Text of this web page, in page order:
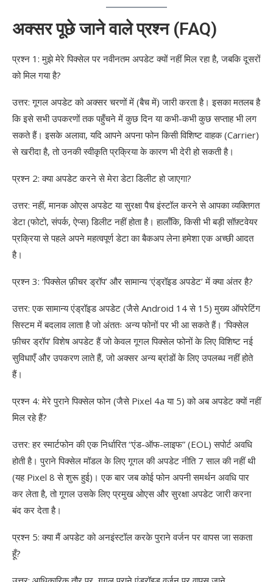
अक्सर पूछे जाने वाले प्रश्न (FAQ)
प्रश्न 1: मुझे मेरे पिक्सेल पर नवीनतम अपडेट क्यों नहीं मिल रहा है, जबकि दूसरों
को मिल गया है?
उत्तर: गूगल अपडेट को अक्सर चरणों में (बैच में) जारी करता है। इसका मतलब है
कि इसे सभी उपकरणों तक पहुँचने में कुछ दिन या कभी-कभी कुछ सप्ताह भी लग
सकते हैं। इसके अलावा, यदि आपने अपना फोन किसी विशिष्ट वाहक (Carrier)
से खरीदा है, तो उनकी स्वीकृति प्रक्रिया के कारण भी देरी हो सकती है।
प्रश्न 2: क्या अपडेट करने से मेरा डेटा डिलीट हो जाएगा?
उत्तर: नहीं, मानक ओएस अपडेट या सुरक्षा पैच इंस्टॉल करने से आपका व्यक्तिगत
डेटा (फोटो, संपर्क, ऐप्स) डिलीट नहीं होता है। हालाँकि, किसी भी बड़ी सॉफ़्टवेयर
प्रक्रिया से पहले अपने महत्वपूर्ण डेटा का बैकअप लेना हमेशा एक अच्छी आदत
है।
प्रश्न 3: ‘पिक्सेल फ़ीचर ड्रॉप’ और सामान्य ‘एंड्रॉइड अपडेट’ में क्या अंतर है?
उत्तर: एक सामान्य एंड्रॉइड अपडेट (जैसे Android 14 से 15) मुख्य ऑपरेटिंग
सिस्टम में बदलाव लाता है जो अंततः अन्य फोनों पर भी आ सकते हैं। ‘पिक्सेल
फ़ीचर ड्रॉप’ विशेष अपडेट हैं जो केवल गूगल पिक्सेल फोनों के लिए विशिष्ट नई
सुविधाएँ और उपकरण लाते हैं, जो अक्सर अन्य ब्रांडों के लिए उपलब्ध नहीं होते
हैं।
प्रश्न 4: मेरे पुराने पिक्सेल फोन (जैसे Pixel 4a या 5) को अब अपडेट क्यों नहीं
मिल रहे हैं?
उत्तर: हर स्मार्टफोन की एक निर्धारित “एंड-ऑफ-लाइफ” (EOL) सपोर्ट अवधि
होती है। पुराने पिक्सेल मॉडल के लिए गूगल की अपडेट नीति 7 साल की नहीं थी
(यह Pixel 8 से शुरू हुई)। एक बार जब कोई फोन अपनी समर्थन अवधि पार
कर लेता है, तो गूगल उसके लिए प्रमुख ओएस और सुरक्षा अपडेट जारी करना
बंद कर देता है।
प्रश्न 5: क्या मैं अपडेट को अनइंस्टॉल करके पुराने वर्जन पर वापस जा सकता
हूँ?